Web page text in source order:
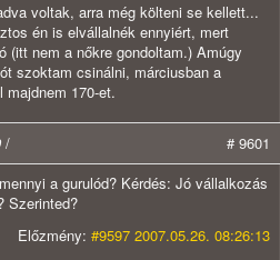
voltak, arra még költeni se kellett...
én is elvállalnék ennyiért, mert
(itt nem a nőkre gondoltam.) Amúgy
szoktam csinálni, márciusban a
majdnem 170-et.
/
# 9601
a gurulód? Kérdés: Jó vállalkozás
Szerinted?
Előzmény: #9597 2007.05.26. 08:26:13